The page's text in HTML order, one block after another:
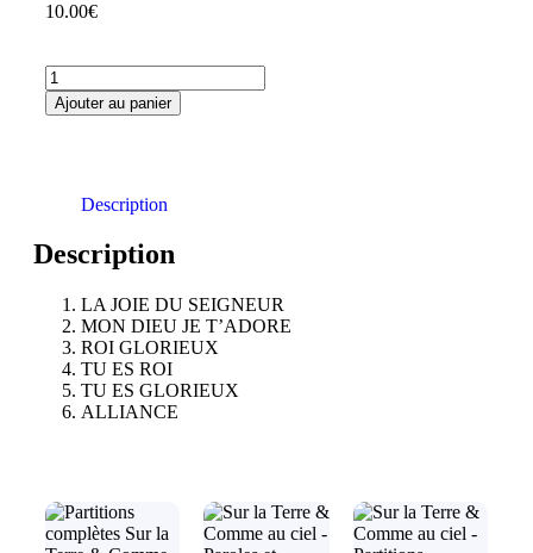
10.00€
Ajouter au panier
Description
Description
LA JOIE DU SEIGNEUR
MON DIEU JE T’ADORE
ROI GLORIEUX
TU ES ROI
TU ES GLORIEUX
ALLIANCE